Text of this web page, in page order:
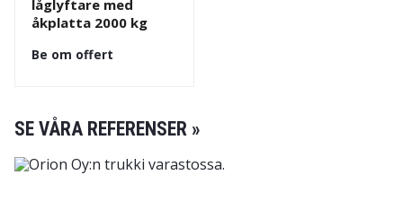
låglyftare med
åkplatta 2000 kg
Be om offert
SE VÅRA REFERENSER »